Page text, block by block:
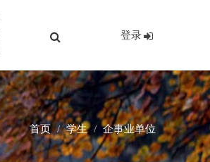
登录
首页 学生 企事业单位